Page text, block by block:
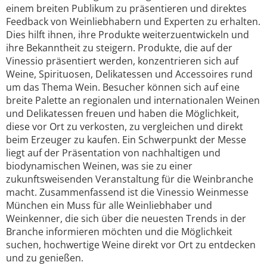
einem breiten Publikum zu präsentieren und direktes
Feedback von Weinliebhabern und Experten zu erhalten.
Dies hilft ihnen, ihre Produkte weiterzuentwickeln und
ihre Bekanntheit zu steigern. Produkte, die auf der
Vinessio präsentiert werden, konzentrieren sich auf
Weine, Spirituosen, Delikatessen und Accessoires rund
um das Thema Wein. Besucher können sich auf eine
breite Palette an regionalen und internationalen Weinen
und Delikatessen freuen und haben die Möglichkeit,
diese vor Ort zu verkosten, zu vergleichen und direkt
beim Erzeuger zu kaufen. Ein Schwerpunkt der Messe
liegt auf der Präsentation von nachhaltigen und
biodynamischen Weinen, was sie zu einer
zukunftsweisenden Veranstaltung für die Weinbranche
macht. Zusammenfassend ist die Vinessio Weinmesse
München ein Muss für alle Weinliebhaber und
Weinkenner, die sich über die neuesten Trends in der
Branche informieren möchten und die Möglichkeit
suchen, hochwertige Weine direkt vor Ort zu entdecken
und zu genießen.